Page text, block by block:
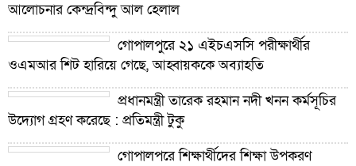
আলোচনার কেন্দ্রবিন্দু আল হেলাল
গোপালপুরে ২১ এইচএসসি পরীক্ষার্থীর
ওএমআর শিট হারিয়ে গেছে, আহ্বায়ককে অব্যাহতি
প্রধানমন্ত্রী তারেক রহমান নদী খনন কর্মসূচির
উদ্যোগ গ্রহণ করেছে : প্রতিমন্ত্রী টুকু
গোপালপুরে শিক্ষার্থীদের শিক্ষা উপকরণ